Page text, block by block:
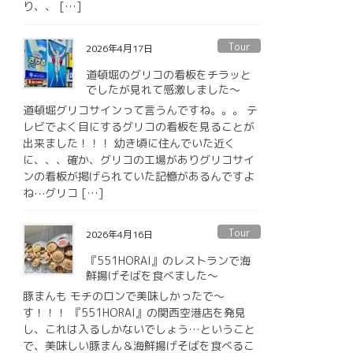
り、、 […]
2026年4月17日 Tour
道頓堀のグリコの看板をチラッと
でしたが見れて感激しました〜
道頓堀グリコサインって言うんですね。。。 テ
レビでよく目にするグリコの看板を見ることが
出来ました！！！ 幼き頃に住んでいた近く
に、、、確か、グリコの工場がありグリコサイ
ンの看板が掲げられていた記憶があるんですよ
ね⋯グリコ […]
2026年4月16日 Tour
『551HORAI』のレストランで海
鮮揚げそばを食べました〜
豚まんも モチのロンで美味しかったで〜
す！！！ 『551HORAI』の関西空港店を発見
し、これは入るしかないでしょう…ということ
で、美味しい豚まん＆海鮮揚げそばを食べるこ